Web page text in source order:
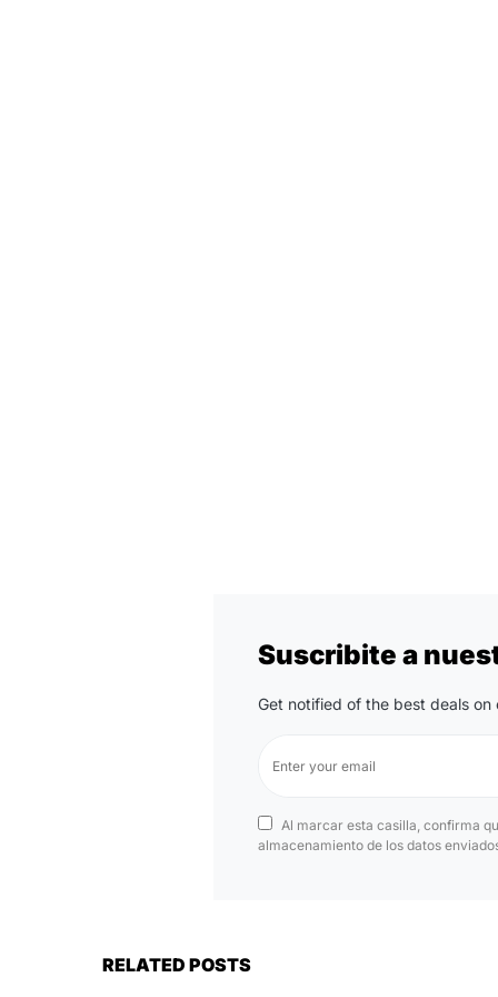
Suscribite a
Get notified of the best deals on
Al marcar esta casilla, confirma
almacenamiento de los datos
RELATED POSTS